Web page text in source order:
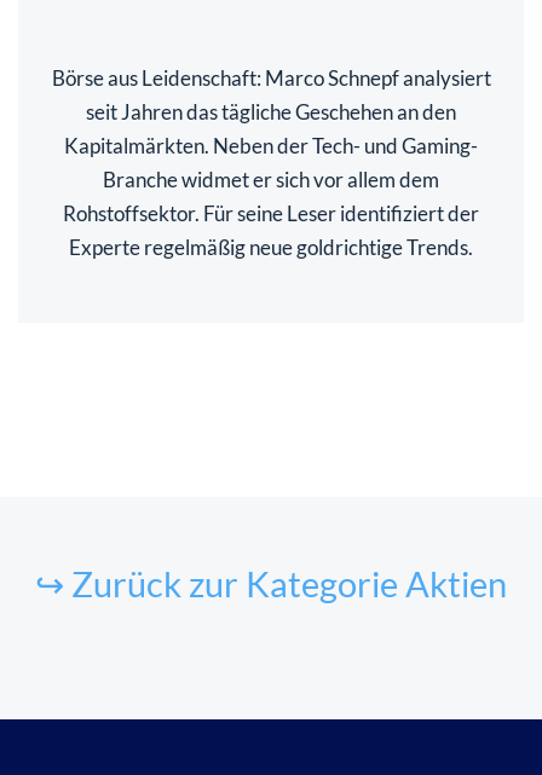
Börse aus Leidenschaft: Marco Schnepf analysiert
seit Jahren das tägliche Geschehen an den
Kapitalmärkten. Neben der Tech- und Gaming-
Branche widmet er sich vor allem dem
Rohstoffsektor. Für seine Leser identifiziert der
Experte regelmäßig neue goldrichtige Trends.
↪ Zurück zur Kategorie Aktien